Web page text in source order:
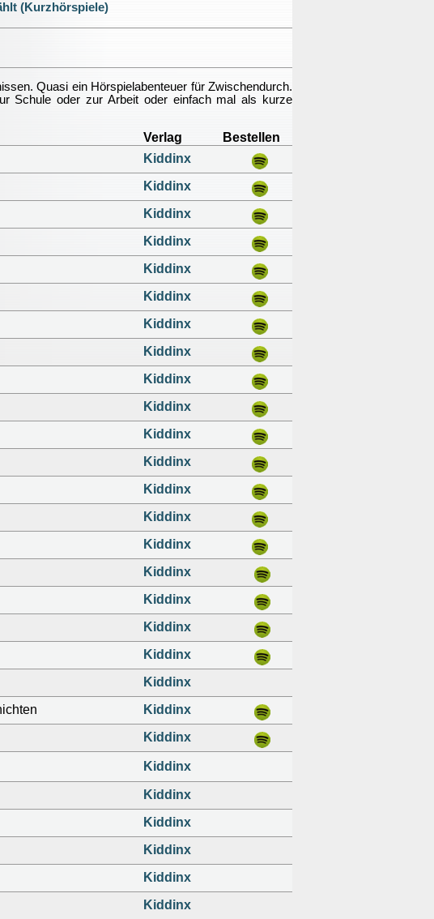
(Kurzhörspiele)
Quasi ein Hörspielabenteuer für Zwischendurch.
Schule oder zur Arbeit oder einfach mal als kurze
Verlag
Bestellen
Kiddinx
Kiddinx
Kiddinx
Kiddinx
Kiddinx
Kiddinx
Kiddinx
Kiddinx
Kiddinx
Kiddinx
Kiddinx
Kiddinx
Kiddinx
Kiddinx
Kiddinx
Kiddinx
Kiddinx
Kiddinx
Kiddinx
Kiddinx
Kiddinx
Kiddinx
Kiddinx
Kiddinx
Kiddinx
Kiddinx
Kiddinx
Kiddinx